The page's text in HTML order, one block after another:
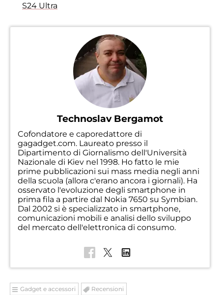
S24 Ultra
Technoslav Bergamot
Cofondatore e caporedattore di
gagadget.com. Laureato presso il
Dipartimento di Giornalismo dell'Università
Nazionale di Kiev nel 1998. Ho fatto le mie
prime pubblicazioni sui mass media negli anni
della scuola (allora c'erano ancora i giornali). Ha
osservato l'evoluzione degli smartphone in
prima fila a partire dal Nokia 7650 su Symbian.
Dal 2002 si è specializzato in smartphone,
comunicazioni mobili e analisi dello sviluppo
del mercato dell'elettronica di consumo.
Gadget e accessori Recensioni